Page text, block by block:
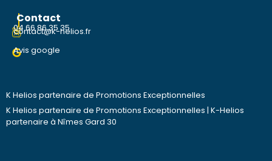
Contact
04 66 86 35 35
contact@k-helios.fr
Avis google
K Helios partenaire de Promotions Exceptionnelles
K Helios partenaire de Promotions Exceptionnelles | K-Helios
partenaire à Nîmes Gard 30